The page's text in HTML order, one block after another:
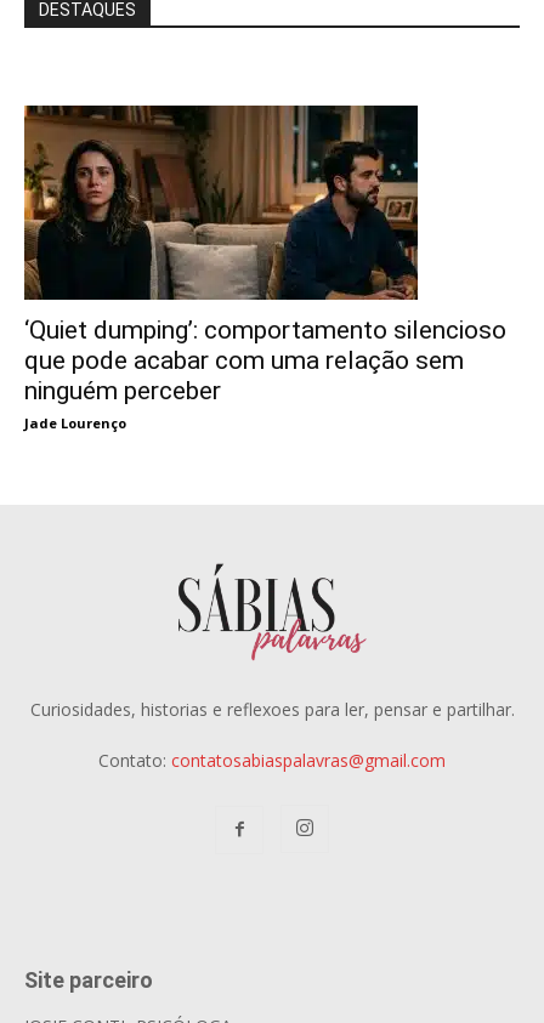
DESTAQUES
‘Quiet dumping’: comportamento silencioso
que pode acabar com uma relação sem
ninguém perceber
Jade Lourenço
Curiosidades, historias e reflexoes para ler, pensar e partilhar.
Contato: contatosabiaspalavras@gmail.com
Site parceiro